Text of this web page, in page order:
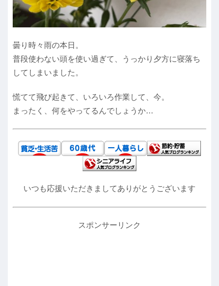
曇り時々雨の本日。
普段使わない頭を使い過ぎて、うっかり夕方に寝落ち
してしまいました。
慌てて飛び起きて、いろいろ作業して、今。
まったく、何をやってるんでしょうか…
いつも応援いただきましてありがとうございます
スポンサーリンク